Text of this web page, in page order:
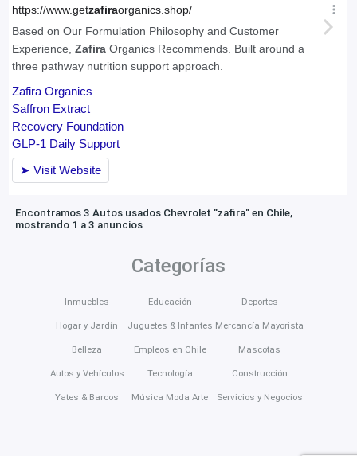
Encontramos 3 Autos usados Chevrolet "zafira" en Chile,
mostrando 1 a 3 anuncios
Categorías
Inmuebles
Hogar y Jardín
Belleza
Autos y Vehículos
Yates & Barcos
Educación
Juguetes & Infantes
Empleos en Chile
Tecnología
Música Moda Arte
Deportes
Mercancía Mayorista
Mascotas
Construcción
Servicios y Negocios